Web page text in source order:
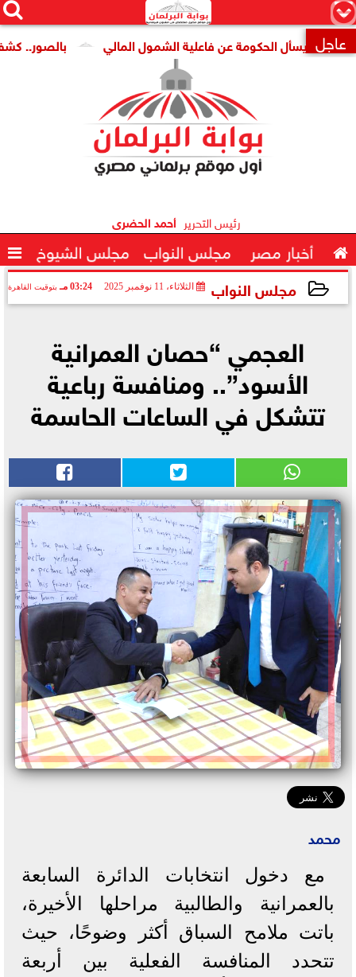
×


 عاجل بالصور.. كشف يسأل الحكومة عن فاعلية الشمول المالي
رئيس التحرير أحمد الحضرى
 أخبار مصر مجلس النواب مجلس الشيوخ 
مجلس النواب الثلاثاء، 11 نوفمبر 2025 03:24 مـ بتوقيت القاهرة
العجمي “حصان العمرانية
الأسود”.. ومنافسة رباعية
تتشكل في الساعات الحاسمة
محمد
مع دخول انتخابات الدائرة السابعة
بالعمرانية والطالبية مراحلها الأخيرة،
باتت ملامح السباق أكثر وضوحًا، حيث
تتحدد المنافسة الفعلية بين أربعة